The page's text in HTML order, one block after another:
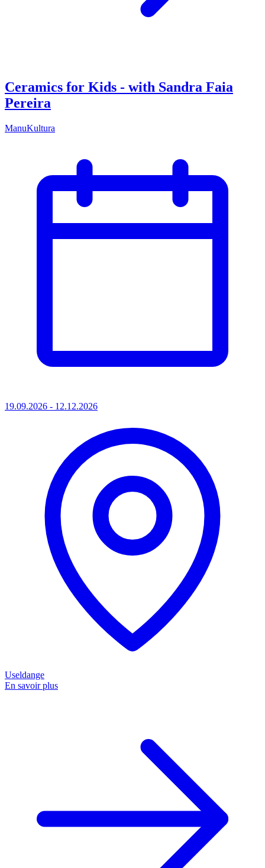
Ceramics for Kids - with Sandra Faia
Pereira
ManuKultura
19.09.2026 - 12.12.2026
Useldange
En savoir plus